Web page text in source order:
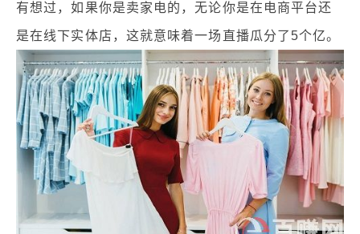
有想过，如果你是卖家电的，无论你是在电商平台还
是在线下实体店，这就意味着一场直播瓜分了5个亿。